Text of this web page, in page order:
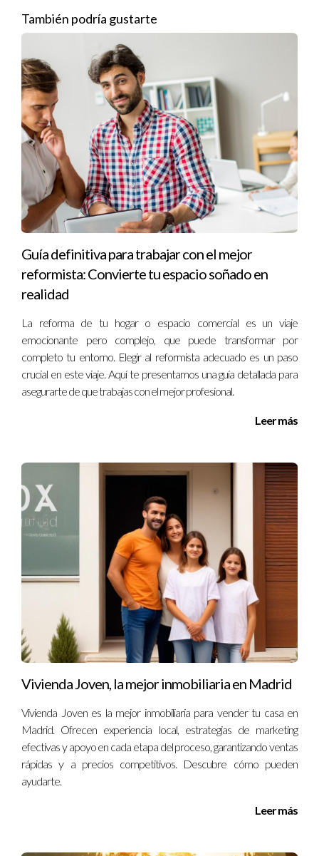
Iraido Rodríguez es un experto en el área inmobiliaria con años
de experiencia ayudando a personas a entender sus finanzas
relacionadas con la vivienda. Si deseas asesoramiento
personalizado o tienes preguntas adicionales sobre cómo
calcular el valor neto de tu casa actual, no dudes en
contactarme al número proporcionado arriba. Estoy aquí para
ayudarte en cada paso del camino hacia tu nueva compra.
También podría gustarte
Guía definitiva para trabajar con el mejor
reformista: Convierte tu espacio soñado en
realidad
La reforma de tu hogar o espacio comercial es un viaje
emocionante pero complejo, que puede transformar por
completo tu entorno. Elegir al reformista adecuado es un paso
crucial en este viaje. Aquí te presentamos una guía detallada para
asegurarte de que trabajas con el mejor profesional.
Leer más
Vivienda Joven, la mejor inmobiliaria en Madrid
Vivienda Joven es la mejor inmobiliaria para vender tu casa en
Madrid. Ofrecen experiencia local, estrategias de marketing
efectivas y apoyo en cada etapa del proceso, garantizando ventas
rápidas y a precios competitivos. Descubre cómo pueden
ayudarte.
Leer más